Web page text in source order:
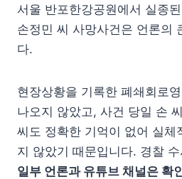
서울 반포한강공원에서 실종
손정민 씨 사망사건은 언론의
다.
현장상황을 기록한 폐쇄회로
나오지 않았고, 사건 당일 손
씨도 정확한 기억이 없어 실체
지 않았기 때문입니다. 경찰
일부 언론과 유튜브 채널은 확